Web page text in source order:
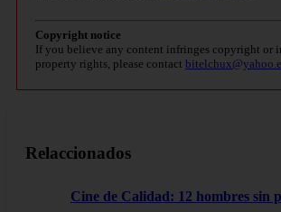
Copyright notice
If you believe any content infringes copyright or
property rights, please contact
Relaccionados
Cine de Calidad: 12 hombres sin